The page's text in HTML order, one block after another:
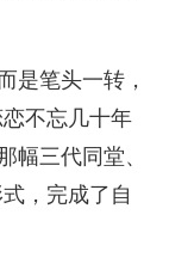
是笔头一转，
不忘几十年
幅三代同堂、
，完成了自